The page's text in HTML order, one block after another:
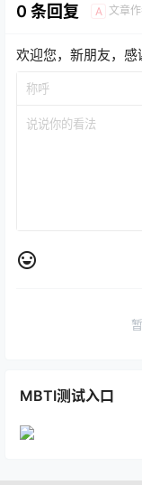
0 条回复 A 文章
欢迎您，新朋友，感
MBTI测试入口